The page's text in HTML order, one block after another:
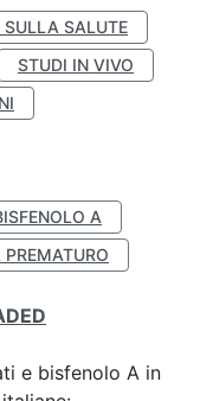
SALUTE
STUDI IN VIVO
A
e bisfenolo A in